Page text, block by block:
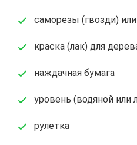
саморезы (гвозди)
краска (лак) для
наждачная бумага
уровень (водяной или
рулетка